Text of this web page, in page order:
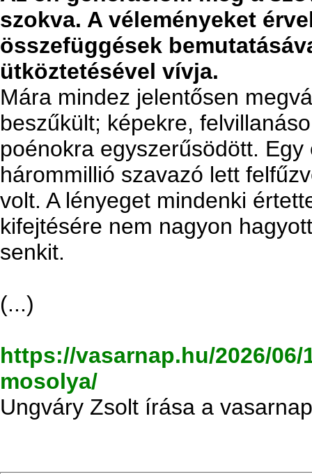
szokva. A véleményeket
összefüggések
ütköztetésével vívja.
Mára mindez jelentősen
beszűkült; képekre,
poénokra egyszerűsödött.
hárommillió szavazó lett
volt. A lényeget mindenki
kifejtésére nem nagyon
senkit.
(...)
https://vasarnap.hu/2026/
mosolya/
Ungváry Zsolt írása a